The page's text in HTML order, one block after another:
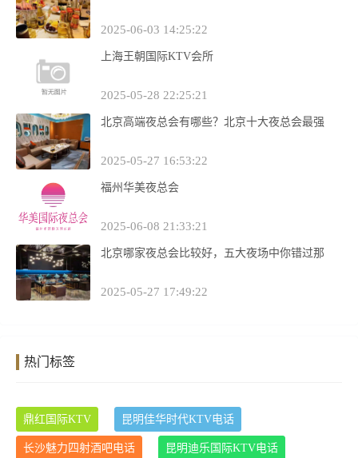
2025-06-03 14:25:22
上海王朝国际KTV会所
2025-05-28 22:25:21
北京高端夜总会有哪些？北京十大夜总会最强
2025-05-27 16:53:22
福州华美夜总会
2025-06-08 21:33:21
北京哪家夜总会比较好，五大夜场中你错过那
2025-05-27 17:49:22
热门标签
鼎红国际KTV 昆明佳华时代KTV电话
长沙魅力四射酒吧电话 昆明迪乐国际KTV电话